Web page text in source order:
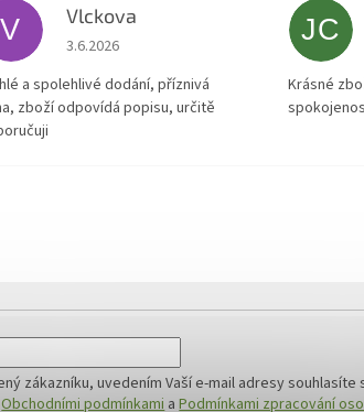
V Vlckova
Hodnocení obchodu je 5 z 5 hvězdiček.
3.6.2026
a spolehlivé dodání, příznivá
zboží odpovídá popisu, určitě
JC
Krásné
zákazníku, uvedením Vaší e-mail adresy souhlasíte
Obchodními podmínkamiaPodmínkami zpracování